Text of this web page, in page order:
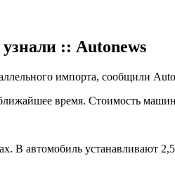
:: Autonews
импорта, сообщили
время. Стоимость
автомобиль устанавливают